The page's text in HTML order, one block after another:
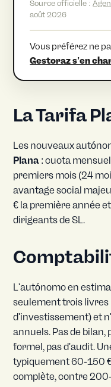
Source officielle :
août 2026
Vous préférez ne
Gestoraz s’en
La Tarifa
Les nouveaux
Plana : cuota
premiers mois (24
avantage social
€ la première année
dirigeants de SL.
L'autónomo en
seulement trois livres
d'investissement) et
annuels. Pas de
formel, pas d'audit.
typiquement 60-150
complète, contre